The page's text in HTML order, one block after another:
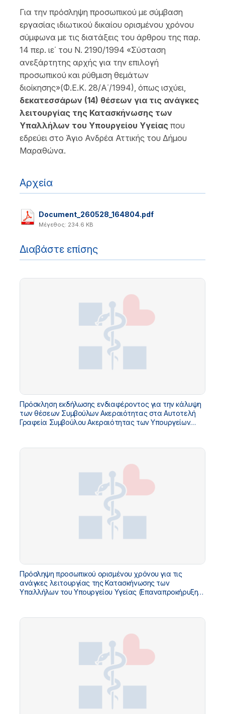
Για την πρόσληψη προσωπικού με σύμβαση
εργασίας ιδιωτικού δικαίου ορισμένου χρόνου
σύμφωνα με τις διατάξεις του άρθρου της παρ.
14 περ. ιε΄ του Ν. 2190/1994 «Σύσταση
ανεξάρτητης αρχής για την επιλογή
προσωπικού και ρύθμιση θεμάτων
διοίκησης»(Φ.Ε.Κ. 28/Α΄/1994), όπως ισχύει,
δεκατεσσάρων (14) θέσεων για τις ανάγκες
λειτουργίας της Κατασκήνωσης των
Υπαλλήλων του Υπουργείου Υγείας που
εδρεύει στο Άγιο Ανδρέα Αττικής του Δήμου
Μαραθώνα.
Αρχεία
Document_260528_164804.pdf
Μέγεθος: 234.6 KB
Διαβάστε επίσης
Πρόσκληση εκδήλωσης ενδιαφέροντος για την κάλυψη
των θέσεων Συμβούλων Ακεραιότητας στα Αυτοτελή
Γραφεία Συμβούλου Ακεραιότητας των Υπουργείων
Πρόσληψη προσωπικού ορισμένου χρόνου για τις
ανάγκες λειτουργίας της Κατασκήνωσης των
Υπαλλήλων του Υπουργείου Υγείας (Επαναπροκήρυξη